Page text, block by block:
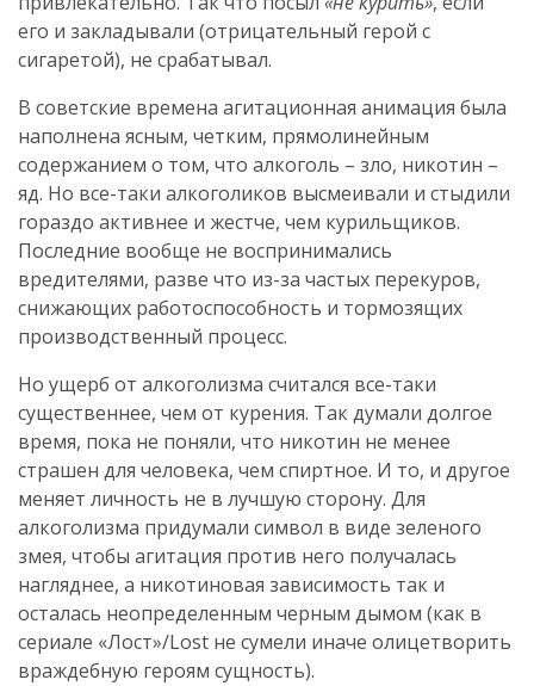
его и закладывали (отрицательный герой с
сигаретой), не срабатывал.
В советские времена агитационная анимация была
наполнена ясным, четким, прямолинейным
содержанием о том, что алкоголь – зло, никотин –
яд. Но все-таки алкоголиков высмеивали и стыдили
гораздо активнее и жестче, чем курильщиков.
Последние вообще не воспринимались
вредителями, разве что из-за частых перекуров,
снижающих работоспособность и тормозящих
производственный процесс.
Но ущерб от алкоголизма считался все-таки
существеннее, чем от курения. Так думали долгое
время, пока не поняли, что никотин не менее
страшен для человека, чем спиртное. И то, и другое
меняет личность не в лучшую сторону. Для
алкоголизма придумали символ в виде зеленого
змея, чтобы агитация против него получалась
нагляднее, а никотиновая зависимость так и
осталась неопределенным черным дымом (как в
сериале «Лост»/Lost не сумели иначе олицетворить
враждебную героям сущность).